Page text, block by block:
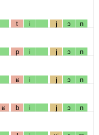
t i j ɔ n
p i j ɔ n
ʁ i j ɔ n
ʁ b i j ɔ n